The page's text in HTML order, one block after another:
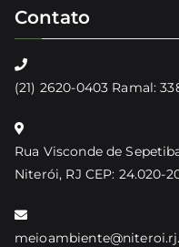
Contato
(21) 2620-0403 Ramal:
Rua Visconde de
Niterói, RJ CEP: 24.020-